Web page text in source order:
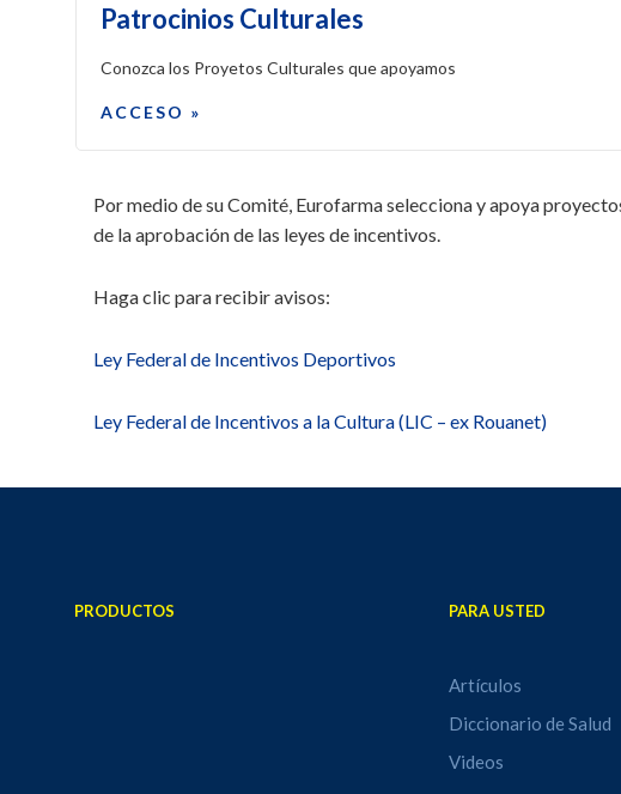
Patrocinios Culturales
Conozca los Proyetos Culturales que apoyamos
ACCESO »
Por medio de su Comité, Eurofarma selecciona y apoya
de la aprobación de las leyes de incentivos.
Haga clic para recibir avisos:
Ley Federal de Incentivos Deportivos
Ley Federal de Incentivos a la Cultura (LIC – ex Rouanet)
PRODUCTOS PARA USTED
Artículos
Diccionario de Salud
Videos